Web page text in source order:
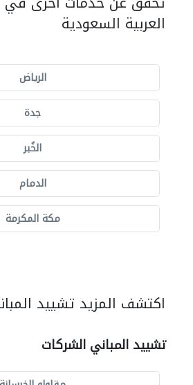
العربية السعودية
الرياض
جدة
الخُبر
الدمام
مكة المكرمة
اكتشف المزيد تشييد
تشييد المباني الشركات